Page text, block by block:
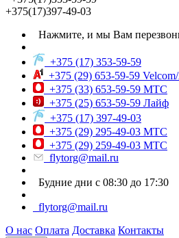
+375(17)397-49-03
Нажмите, и мы Вам
+375 (17) 353-59-59
+375 (29) 653-59-59
+375 (33) 653-59-59 МТС
+375 (25) 653-59-59 Лайф
+375 (17) 397-49-03
+375 (29) 295-49-03 МТС
+375 (29) 259-49-03 МТС
flytorg@mail.ru
Будние дни с 08:30 до 17:30
flytorg@mail.ru
О нас Оплата Доставка Контакты